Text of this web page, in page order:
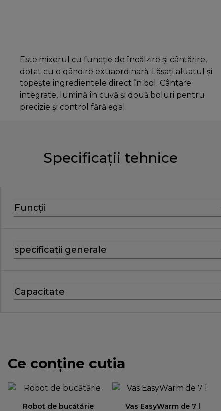
Este mixerul cu funcție de încălzire și cântărire,
dotat cu o gândire extraordinară. Lăsați aluatul și
topește ingredientele direct în bol. Cântare
integrate, lumină în cuvă şi două boluri pentru
precizie şi control fără egal.
Specificații tehnice
Funcții
specificații generale
Capacitate
Ce conține cutia
Robot de bucătărie Vas EasyWarm de 7 l